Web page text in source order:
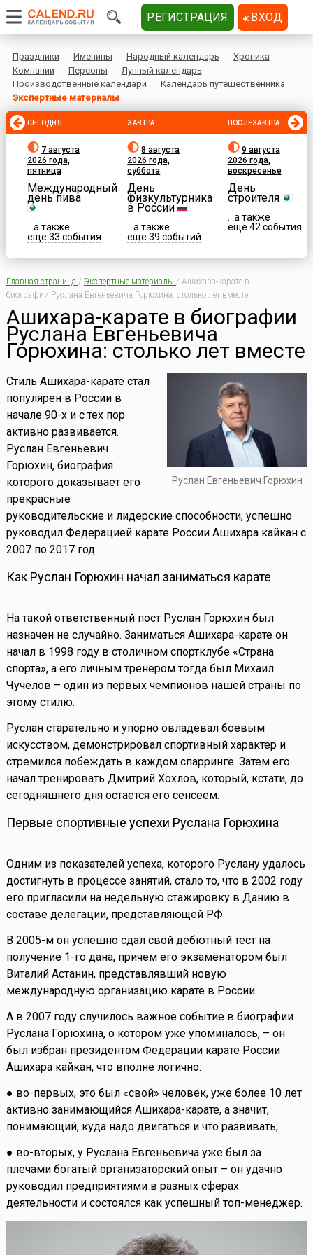
Праздники Именины Народный календарь
Хроника
Компании
Персоны
Лунный календарь
Производственные календари
Календарь путешественника
Экспертные материалы
СЕГОДНЯ
7 августа
2026 года,
пятница
Международный
день пива
...а также
еще 33 события
ЗАВТРА
8 августа
2026 года,
суббота
День
физкультурника
в России
...а также
еще 39 событий
ПОСЛЕЗАВТРА
9 августа
2026 года,
воскресенье
День
строителя
...а также
еще 42 события
Главная страница / Экспертные материалы / Ашихара-карате в
биографии Руслана Евгеньевича Горюхина: столько лет вместе
Ашихара-карате в биографии
Руслана Евгеньевича
Горюхина: столько лет вместе
Руслан Евгеньевич Горюхин
Стиль Ашихара-карате стал
популярен в России в
начале 90-х и с тех пор
активно развивается.
Руслан Евгеньевич
Горюхин, биография
которого доказывает его
прекрасные
руководительские и лидерские способности, успешно
руководил Федерацией карате России Ашихара кайкан с
2007 по 2017 год.
Как Руслан Горюхин начал заниматься карате
На такой ответственный пост Руслан Горюхин был
назначен не случайно. Заниматься Ашихара-карате он
начал в 1998 году в столичном спортклубе «Страна
спорта», а его личным тренером тогда был Михаил
Чучелов – один из первых чемпионов нашей страны по
этому стилю.
Руслан старательно и упорно овладевал боевым
искусством, демонстрировал спортивный характер и
стремился побеждать в каждом спарринге. Затем его
начал тренировать Дмитрий Хохлов, который, кстати, до
сегодняшнего дня остается его сенсеем.
Первые спортивные успехи Руслана Горюхина
Одним из показателей успеха, которого Руслану удалось
достигнуть в процессе занятий, стало то, что в 2002 году
его пригласили на недельную стажировку в Данию в
составе делегации, представляющей РФ.
В 2005-м он успешно сдал свой дебютный тест на
получение 1-го дана, причем его экзаменатором был
Виталий Астанин, представлявший новую
международную организацию карате в России.
А в 2007 году случилось важное событие в биографии
Руслана Горюхина, о котором уже упоминалось, – он
был избран президентом Федерации карате России
Ашихара кайкан, что вполне логично:
● во-первых, это был «свой» человек, уже более 10 лет
активно занимающийся Ашихара-карате, а значит,
понимающий, куда надо двигаться и что развивать;
● во-вторых, у Руслана Евгеньевича уже был за
плечами богатый организаторский опыт – он удачно
руководил предприятиями в разных сферах
деятельности и состоялся как успешный топ-менеджер.
РЕГИСТРАЦИЯ ВХОД